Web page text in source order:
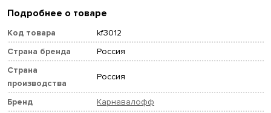
Подробнее о товаре
Код товара
kf3012
Страна бренда
Россия
Страна
производства
Россия
Бренд
Карнавалофф